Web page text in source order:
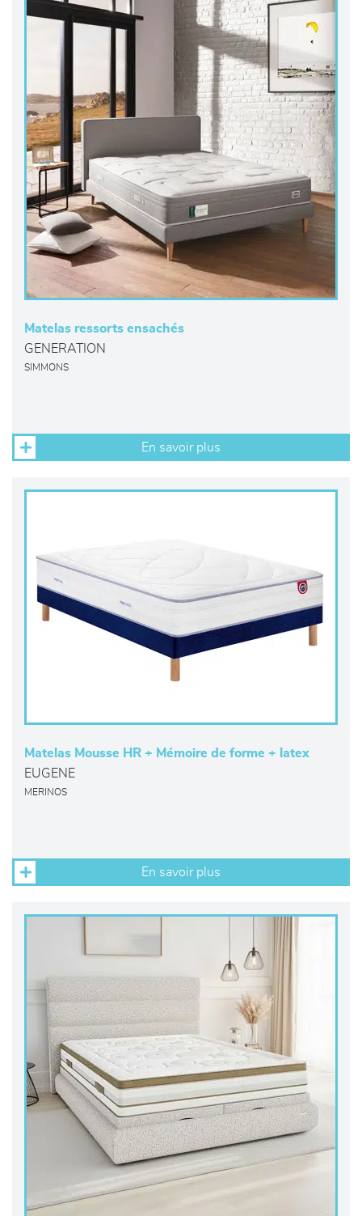
Matelas ressorts ensachés
GENERATION
SIMMONS
En savoir plus
Matelas Mousse HR + Mémoire de forme + latex
EUGENE
MERINOS
En savoir plus